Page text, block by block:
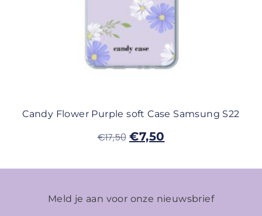
Candy Flower Purple soft Case Samsung S22
€17,50 €7,50
Meld je aan voor onze nieuwsbrief